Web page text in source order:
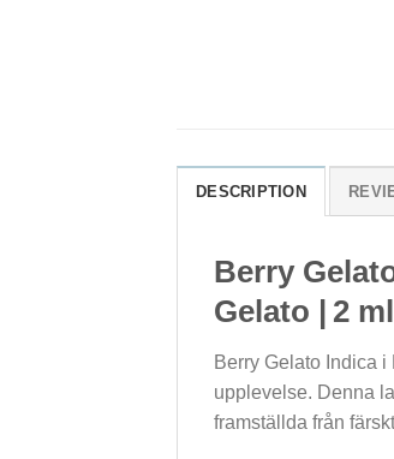
DESCRIPTION
Berry
Gelato | 2 ml
Berry Gelato Indica
upplevelse. Denna
framställda från